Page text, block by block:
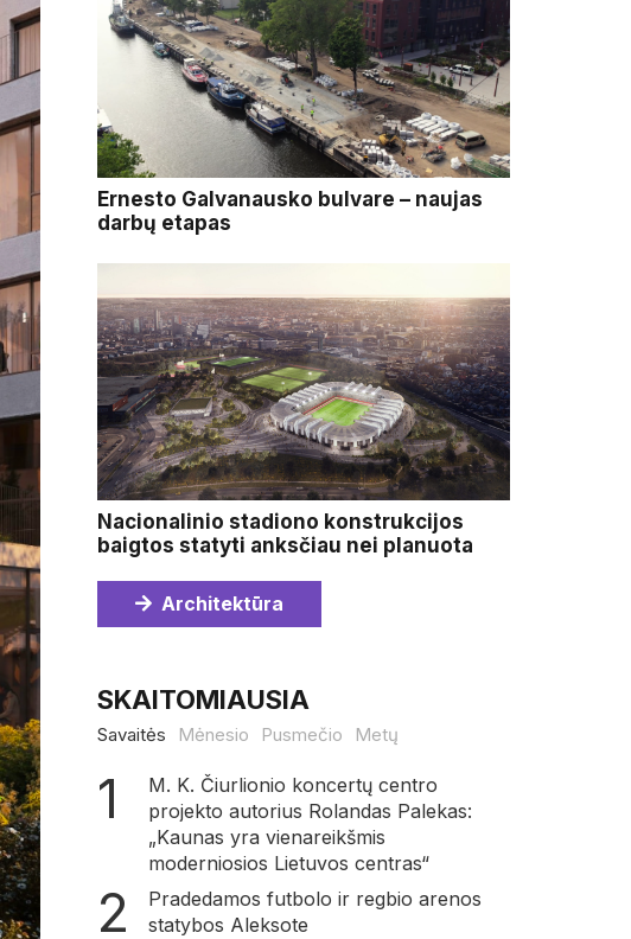
Ernesto Galvanausko bulvare – naujas
darbų etapas
Nacionalinio stadiono konstrukcijos
baigtos statyti anksčiau nei planuota
Architektūra
SKAITOMIAUSIA
Savaitės Mėnesio Pusmečio Metų
M. K. Čiurlionio koncertų centro
projekto autorius Rolandas Palekas:
„Kaunas yra vienareikšmis
moderniosios Lietuvos centras“
Pradedamos futbolo ir regbio arenos
statybos Aleksote